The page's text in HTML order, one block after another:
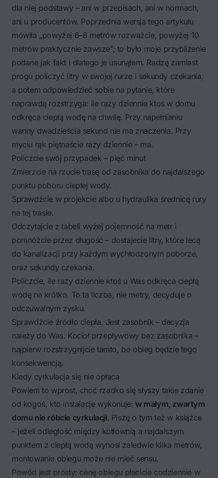
dla niej podstawy – ani w przepisach, ani w normach,
ani u producentów. Poprzednia wersja tego artykułu
mówiła „powyżej 6–8 metrów rozważcie, powyżej 10
metrów praktycznie zawsze”; to było moje przybliżenie
podane jak fakt i dlatego je usunąłem. Radzę zamiast
progu policzyć litry w swojej rurze i sekundy czekania,
a potem odpowiedzieć sobie na pytanie, które
naprawdę rozstrzyga: ile razy dziennie ktoś w domu
odkręca ciepłą wodę na chwilę. Przy napełnianiu
wanny dwadzieścia sekund nie ma znaczenia. Przy
myciu rąk piętnaście razy dziennie – ma.
Policzcie swój przypadek – pięć minut
Zmierzcie na rzucie trasę od zasobnika do najdalszego
punktu poboru ciepłej wody.
Sprawdźcie w projekcie albo u hydraulika średnicę rury
na tej trasie.
Odczytajcie z tabeli wyżej pojemność na metr i
pomnóżcie przez długość – dostajecie litry, które lecą
do kanalizacji przy każdym wychłodzonym poborze,
oraz sekundy czekania.
Policzcie, ile razy dziennie ktoś u Was odkręca ciepłą
wodę na krótko. To ta liczba, nie metry, decyduje o
odczuwalnym zysku.
Sprawdźcie źródło ciepła. Jest zasobnik – decyzja
należy do Was. Kocioł przepływowy bez zasobnika –
najpierw rozstrzygnijcie tamto, bo obieg będzie tego
konsekwencją.
Kiedy cyrkulacja się nie opłaca
Powiem to wprost, choć rzadko się słyszy takie zdanie
od kogoś, kto instalacje wykonuje: w małym, zwartym
domu nie róbcie cyrkulacji. Piszę o tym też w książce
– jeżeli odległość między kotłownią a najdalszym
punktem z ciepłą wodą wynosi zaledwie kilka metrów,
montowanie obiegu może nie mieć sensu.
Powód jest prosty: cenę obiegu płacicie codziennie w